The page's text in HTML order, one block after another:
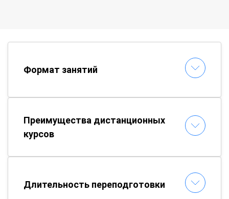
Формат занятий
Преимущества дистанционных
курсов
Длительность переподготовки